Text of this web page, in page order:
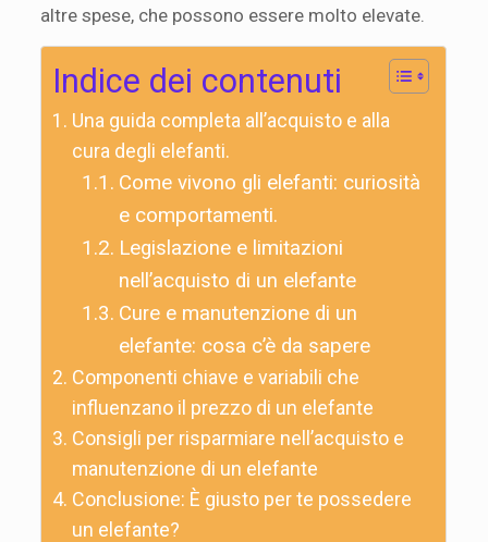
altre spese, che possono essere molto elevate.
Indice dei contenuti
Una guida completa all’acquisto e alla
cura degli elefanti.
Come vivono gli elefanti: curiosità
e comportamenti.
Legislazione e limitazioni
nell’acquisto di un elefante
Cure e manutenzione di un
elefante: cosa c’è da sapere
Componenti chiave e variabili che
influenzano il prezzo di un elefante
Consigli per risparmiare nell’acquisto e
manutenzione di un elefante
Conclusione: È giusto per te possedere
un elefante?